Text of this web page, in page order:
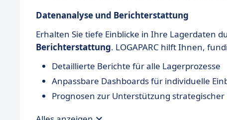
Datenanalyse und Berichterstattung
Erhalten Sie tiefe Einblicke in Ihre Lagerdaten
Berichterstattung. LOGAPARC hilft Ihnen,
Detaillierte Berichte für alle Lagerprozesse
Anpassbare Dashboards für individuelle
Prognosen zur Unterstützung